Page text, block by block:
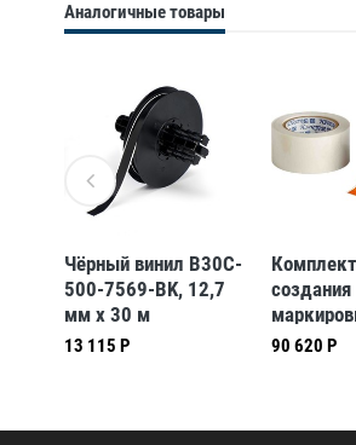
Аналогичные товары
Чёрный винил B30C-
500-7569-BK, 12,7
мм x 30 м
(BBP31/33/35/37)
13 115 Р
B-634,
90 620 Р